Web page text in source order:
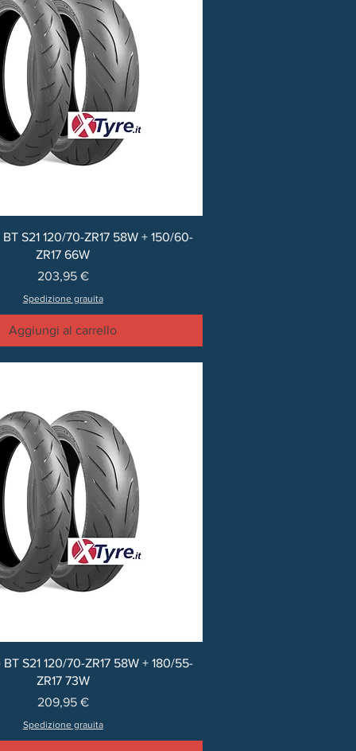
S21 120/70-ZR17 58W + 150/60-
ZR17 66W
Prezzo
203,95 €
Spedizione grauita
Aggiungi al carrello
S21 120/70-ZR17 58W + 180/55-
ZR17 73W
Prezzo
209,95 €
Spedizione grauita